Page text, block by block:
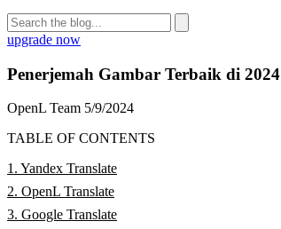
upgrade now
Penerjemah Gambar Terbaik di 2024
OpenL Team 5/9/2024
TABLE OF CONTENTS
1. Yandex Translate
2. OpenL Translate
3. Google Translate